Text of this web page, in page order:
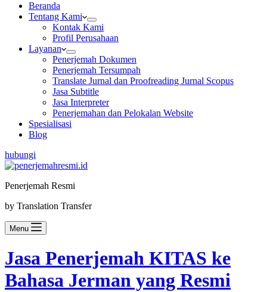
Beranda
Tentang Kami
Kontak Kami
Profil Perusahaan
Layanan
Penerjemah Dokumen
Penerjemah Tersumpah
Translate Jurnal dan Proofreading Jurnal Scopus
Jasa Subtitle
Jasa Interpreter
Penerjemahan dan Pelokalan Website
Spesialisasi
Blog
hubungi
Penerjemah Resmi
by Translation Transfer
Menu
Jasa Penerjemah KITAS ke
Bahasa Jerman yang Resmi